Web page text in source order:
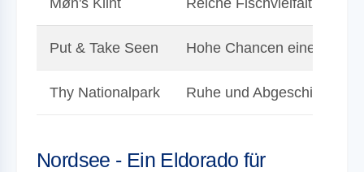
Put & Take Seen Hohe Chancen einen
Thy Nationalpark Ruhe und
Nordsee - Ein Eldorado für